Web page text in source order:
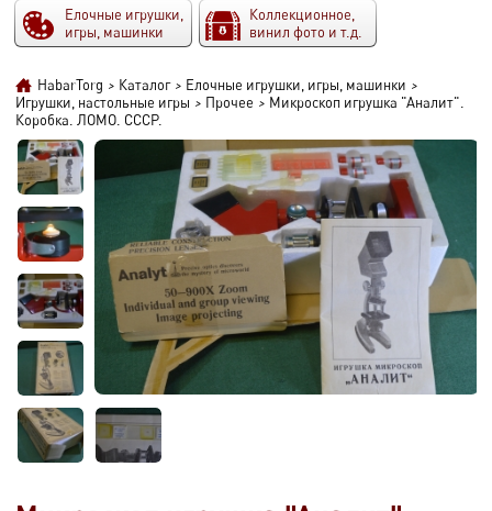
Елочные игрушки,
игры, машинки
Коллекционное,
винил фото и т.д.
HabarTorg > Каталог > Елочные игрушки, игры, машинки >
Игрушки, настольные игры > Прочее > Микроскоп игрушка "Аналит".
Коробка. ЛОМО. СССР.